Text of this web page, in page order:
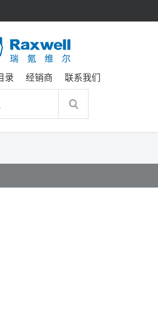
录 经销商 联系我们